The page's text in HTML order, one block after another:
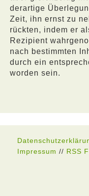
derartige
Zeit, ihn ernst zu
rückten, indem er
Rezipient
nach bestimmten
durch ein
worden sein.
Impressum // RSS